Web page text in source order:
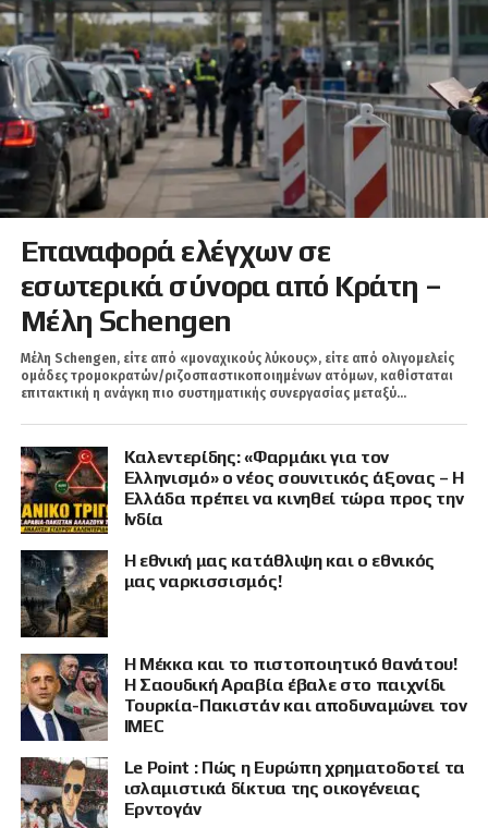
Επαναφορά ελέγχων σε
εσωτερικά σύνορα από Κράτη –
Μέλη Schengen
Μέλη Schengen, είτε από «μοναχικούς λύκους», είτε από ολιγομελείς
ομάδες τρομοκρατών/ριζοσπαστικοποιημένων ατόμων, καθίσταται
επιτακτική η ανάγκη πιο συστηματικής συνεργασίας μεταξύ...
Καλεντερίδης: «Φαρμάκι για τον
Ελληνισμό» ο νέος σουνιτικός άξονας – Η
Ελλάδα πρέπει να κινηθεί τώρα προς την
Ινδία
Η εθνική μας κατάθλιψη και ο εθνικός
μας ναρκισσισμός!
Η Μέκκα και το πιστοποιητικό θανάτου!
Η Σαουδική Αραβία έβαλε στο παιχνίδι
Τουρκία-Πακιστάν και αποδυναμώνει τον
IMEC
Le Point : Πώς η Ευρώπη χρηματοδοτεί τα
ισλαμιστικά δίκτυα της οικογένειας
Ερντογάν